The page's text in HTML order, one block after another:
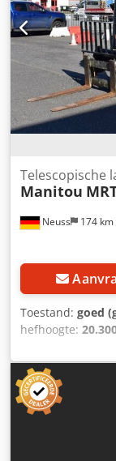
- Hydraulische
bar - Motorolie
brandstoftank
(AdBlue®) 24 l -
Geluidsniveau
handen/armen <
2 -
cabinekeuring
Neuss 174 km
Telescopische
Manitou
Toestand: goed
hefhoogte:
17.020 kg
Technische
N A Ijtjwa Neem
meer informatie.